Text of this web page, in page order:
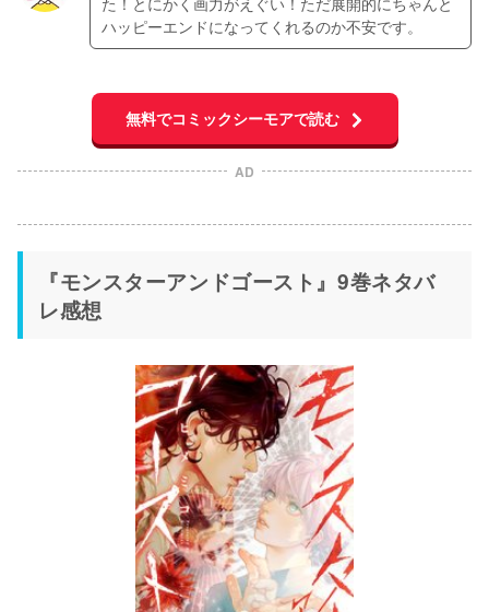
ハッピーエンドになってくれるのか不安です。
無料でコミックシーモアで読む
AD
『モンスターアンドゴースト』9巻ネタバ
レ感想